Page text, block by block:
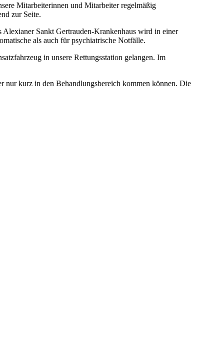
Mitarbeiterinnen und Mitarbeiter regelmäßig
zur Seite.
Alexianer Sankt Gertrauden-Krankenhaus wird in einer
als auch für psychiatrische Notfälle.
in unsere Rettungsstation gelangen. Im
nur kurz in den Behandlungsbereich kommen können. Die